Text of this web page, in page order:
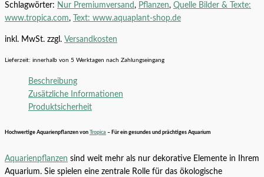
Schlagwörter: Nur Premiumversand, Pflanzen, Quelle Bilder & Texte:
www.tropica.com, Text: www.aquaplant-shop.de
inkl. MwSt. zzgl. Versandkosten
Lieferzeit: innerhalb von 5 Werktagen nach Zahlungseingang
Beschreibung
Zusätzliche Informationen
Produktsicherheit
Hochwertige Aquarienpflanzen von Tropica – Für ein gesundes und prächtiges Aquarium
Aquarienpflanzen sind weit mehr als nur dekorative Elemente in Ihrem
Aquarium. Sie spielen eine zentrale Rolle für das ökologische